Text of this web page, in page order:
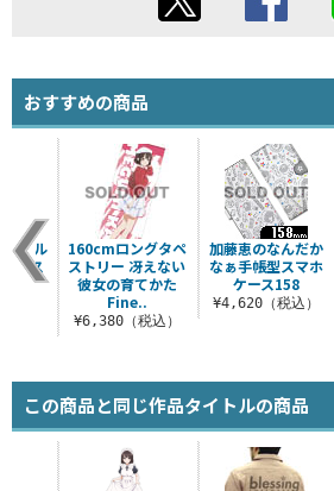
おすすめの商品
加藤恵のなんだか
なぁ手帳型スマホ
ケース158
¥4,620（税込）
フル
ース
込）
160cmロングタペ
ストリー 冴えない
彼女の育てかた
Fine..
¥6,380（税込）
この商品と同じ作品タイトルの商品